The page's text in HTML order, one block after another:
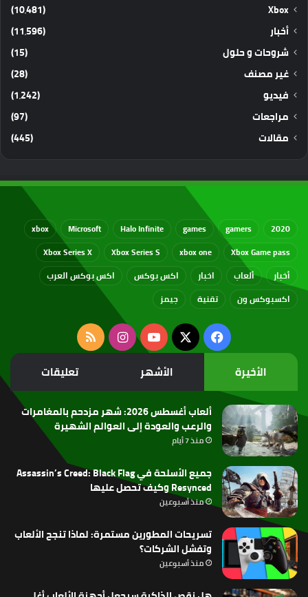
Xbox
(10٬481)
أخبار
(11٬596)
شروحات و حلول
(15)
غير مصنف
(28)
فيديو
(1٬242)
مراجعات
(97)
مقالات
(445)
2020
gamers
games
Halo Infinite
Microsoft
xbox
Xbox Game pass
xbox one
Xbox Series S
Xbox Series X
أخبار
ألعاب اخبار اكس بوكس
اكس بوكس العرب
اكسبوكس ون
تقنية جيمز
فيسبوك
‫X
‫YouTubeانستقرامملخص
الموقع
RSS
الأخيرة الأشهر تعليقات
ألعاب أغسطس 2026: شهر مزدحم بالمغامرات
والرعب والعودة إلى العوالم الشهيرة
منذ 7 أيام
جميع الأسلحة في Assassin’s Creed: Black Flag
Resynced وكيف تحصل عليها
منذ أسبوعين
تسريحات المطورين مستمرة: لماذا تنجح الألعاب
وتفشل الشركات؟
منذ أسبوعين